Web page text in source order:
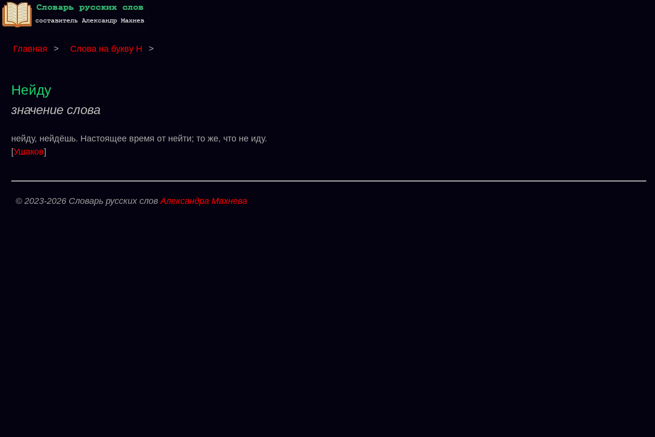
Главная > Слова на букву Н >
Нейду
значение слова
нейду, нейдёшь. Настоящее время от нейти; то же, что не иду.
[Ушаков]
© 2023-2026 Словарь русских словАлександра Махнева